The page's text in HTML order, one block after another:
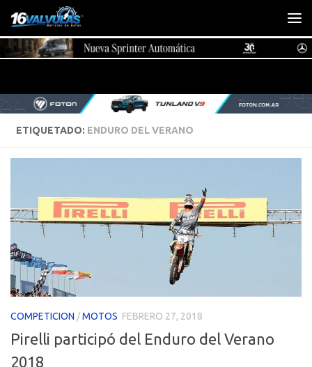
Saltar al contenido
ETIQUETADO: ENDURO DEL VERANO
COMPETICION /MOTOS FEBRERO 27, 2018
Pirelli participó del Enduro del Verano
2018